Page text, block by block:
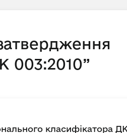
003:2010”
класифікатора